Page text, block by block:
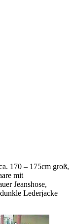
170 – 175cm groß,
mit
Jeanshose,
Lederjacke